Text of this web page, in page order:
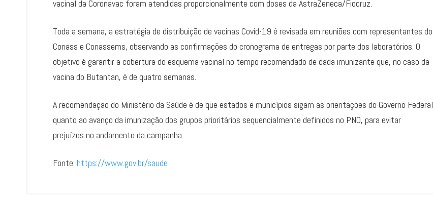
vacinal da Coronavac foram atendidas proporcionalmente com doses da AstraZeneca/Fiocruz.
Toda a semana, a estratégia de distribuição de vacinas Covid-19 é revisada em reuniões com representantes do
Conass e Conassems, observando as confirmações do cronograma de entregas por parte dos laboratórios. O
objetivo é garantir a cobertura do esquema vacinal no tempo recomendado de cada imunizante que, no caso da
vacina do Butantan, é de quatro semanas.
A recomendação do Ministério da Saúde é de que estados e municípios sigam as orientações do Governo Federal
quanto ao avanço da imunização dos grupos prioritários sequencialmente definidos no PNO, para evitar
prejuízos no andamento da campanha.
Fonte: https://www.gov.br/saude